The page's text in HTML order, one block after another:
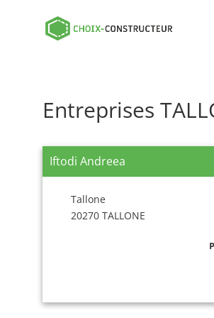
Entreprises
Iftodi Andreea
Tallone
20270 TALLONE